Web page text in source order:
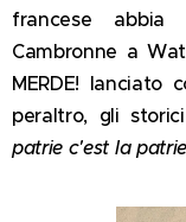
francese abbia
Cambronne a
MERDE! lanciato
peraltro, gli
patrie c'est la